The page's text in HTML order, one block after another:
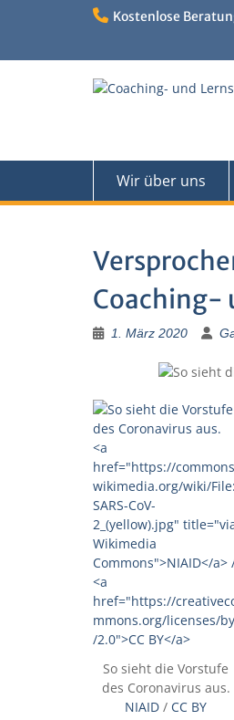
Kostenlose
Wir über uns
Coaching-
1. März 2020
So sieht die Vorstufe
des Coronavirus aus.
NIAID / CC BY